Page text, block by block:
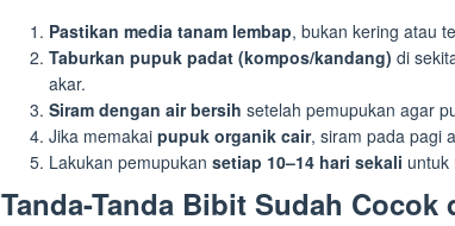
Pastikan media tanam lembap, bukan kering atau
Taburkan pupuk padat (kompos/kandang) di
akar.
Siram dengan air bersih setelah pemupukan agar
Jika memakai pupuk organik cair, siram pada pagi
Lakukan pemupukan setiap 10–14 hari sekali untuk
Tanda-Tanda Bibit Sudah Cocok